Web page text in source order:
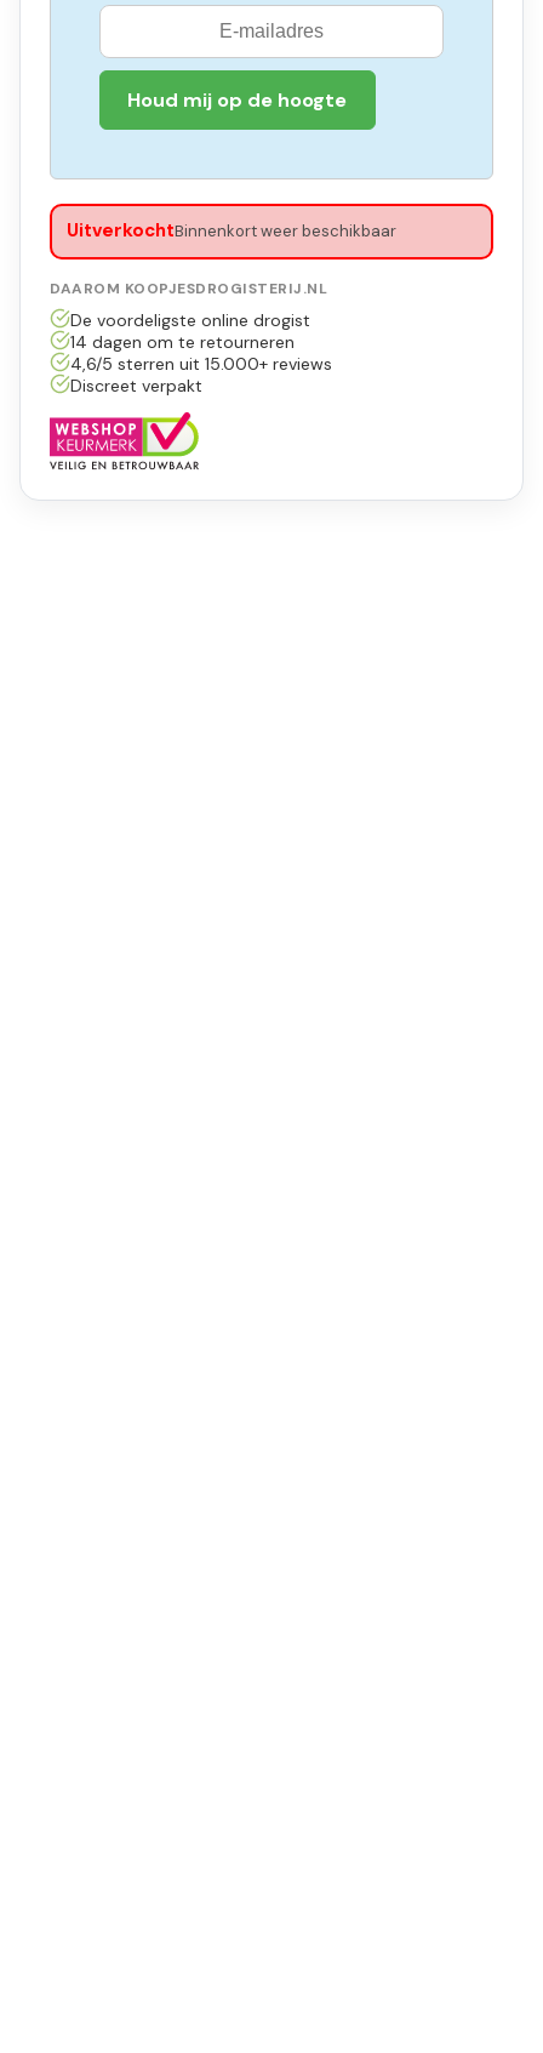
Houd mij op de hoogte
UitverkochtBinnenkort weer beschikbaar
DAAROM KOOPJESDROGISTERIJ.NL
De voordeligste online drogist
14 dagen om te retourneren
4,6/5 sterren uit 15.000+ reviews
Discreet verpakt